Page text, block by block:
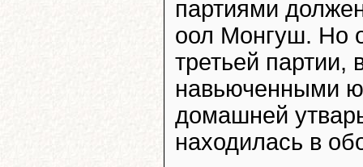
партиями
оол Монгуш. Но
третьей
навьюченными
домашней
находилась в